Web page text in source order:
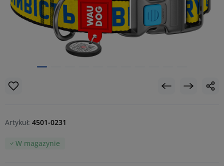
Artykuł: 4501-0231
W magazynie